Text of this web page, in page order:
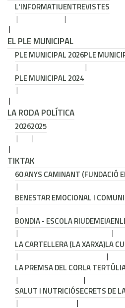
L'INFORMATIUENTREVISTES
EL PLE MUNICIPAL
PLE MUNICIPAL 2026PLE
PLE MUNICIPAL 2024
LA RODA POLÍTICA
20262025
TIKTAK
60 ANYS CAMINANT (FUNDACIÓ
BENESTAR EMOCIONAL I
BONDIA - ESCOLA RIUDEMEIA
LA CARTELLERA (LA XARXA)LA
LA PREMSA DEL CORLA
SALUT I NUTRICIÓSECRETS DE